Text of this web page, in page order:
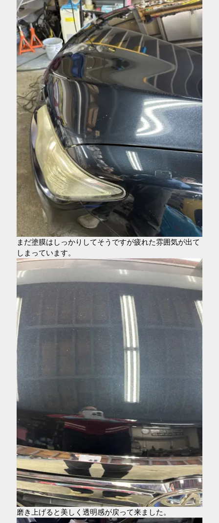
まだ塗膜はしっかりしてそうですが疲れた雰囲気が出て
しまっています。
磨き上げると美しく透明感が戻って来ました。